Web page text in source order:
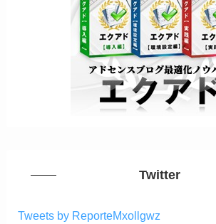
Twitter
Tweets by ReporteMxollgwz